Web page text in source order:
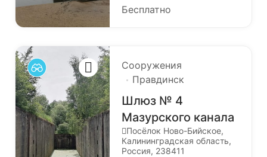
Бесплатно
Сооружения
Правдинск
Шлюз № 4
Мазурского канала
Посёлок Ново-Бийское,
Калининградская область,
Россия, 238411